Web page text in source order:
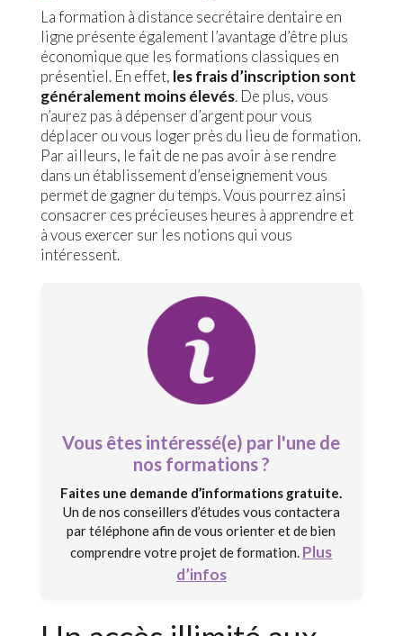
La formation à distance secrétaire dentaire en
ligne présente également l’avantage d’être plus
économique que les formations classiques en
présentiel. En effet, les frais d’inscription sont
généralement moins élevés. De plus, vous
n’aurez pas à dépenser d’argent pour vous
déplacer ou vous loger près du lieu de formation.
Par ailleurs, le fait de ne pas avoir à se rendre
dans un établissement d’enseignement vous
permet de gagner du temps. Vous pourrez ainsi
consacrer ces précieuses heures à apprendre et
à vous exercer sur les notions qui vous
intéressent.
Vous êtes intéressé(e) par l'une de
nos formations ?
Faites une demande d’informations gratuite.
Un de nos conseillers d’études vous contactera
par téléphone afin de vous orienter et de bien
comprendre votre projet de formation. Plus
d’infos